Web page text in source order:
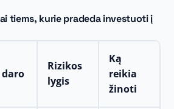
tiems, kurie pradeda investuoti į
daro
Rizikos
lygis
Ką
reikia
žinoti